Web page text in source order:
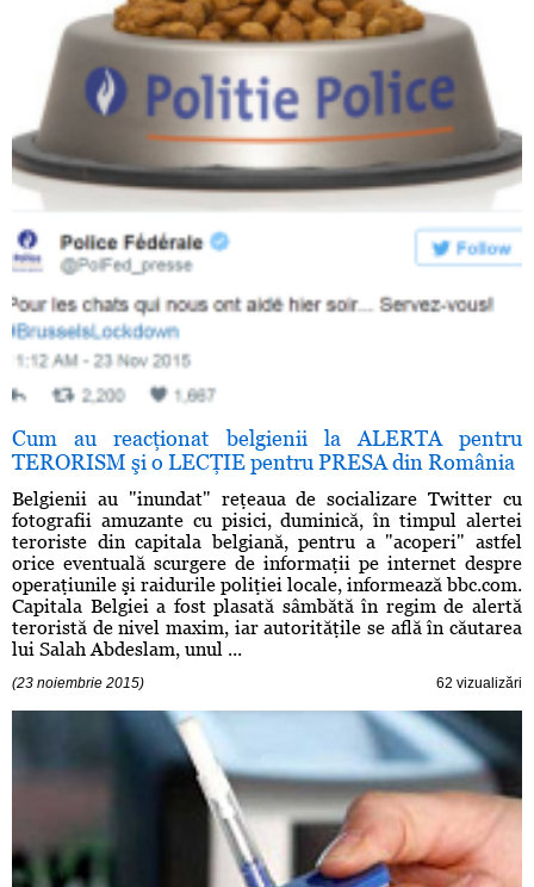
Cum au reacţionat belgienii la ALERTA pentru
TERORISM şi o LECŢIE pentru PRESA din România
Belgienii au "inundat" reţeaua de socializare Twitter cu
fotografii amuzante cu pisici, duminică, în timpul alertei
teroriste din capitala belgiană, pentru a "acoperi" astfel
orice eventuală scurgere de informaţii pe internet despre
operaţiunile şi raidurile poliţiei locale, informează bbc.com.
Capitala Belgiei a fost plasată sâmbătă în regim de alertă
teroristă de nivel maxim, iar autorităţile se află în căutarea
lui Salah Abdeslam, unul ...
(23 noiembrie 2015) 62 vizualizări